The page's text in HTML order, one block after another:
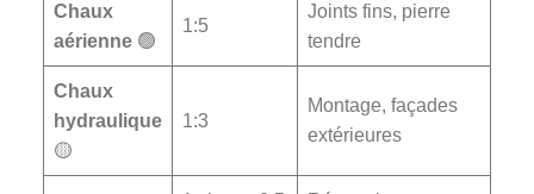
Chaux
aérienne 🟢
1:5
Joints fins, pierre
tendre
Chaux
hydraulique
🟡
1:3
Montage, façades
extérieures